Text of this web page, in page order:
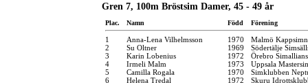
Gren 7, 100m Bröstsim Damer, 45 - 49 år
Plac. Namn Född Förening
1 Anna-Lena Vilhelmsson 1970
Malmö
2
Su Oltner 1969
Södertälje
3
Karin Lobenius 1972
Örebro Simallians
4
Irmeli Malm 1973
Uppsala
5
Camilla Rogala 1970
Simklubben
6
Helena Tredal 1972
Skuru